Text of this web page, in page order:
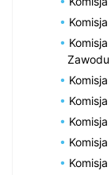
Zawodu
Komisja